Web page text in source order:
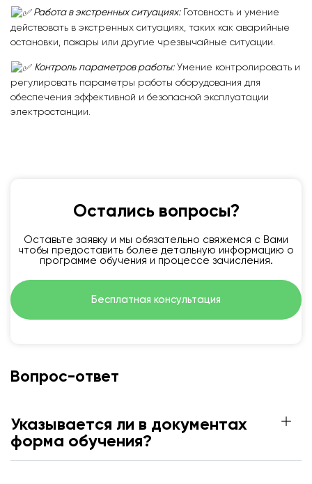
Работа в экстренных ситуациях: Готовность и умение
действовать в экстренных ситуациях, таких как аварийные
остановки, пожары или другие чрезвычайные ситуации.
Контроль параметров работы:Умение контролировать и
регулировать параметры работы оборудования для
обеспечения эффективной и безопасной эксплуатации
электростанции.
Остались вопросы?
Оставьте заявку и мы обязательно свяжемся с Вами
чтобы предоставить более детальную информацию о
программе обучения и процессе зачисления.
Бесплатная консультация
Вопрос-ответ
Указывается ли в документах
форма обучения?